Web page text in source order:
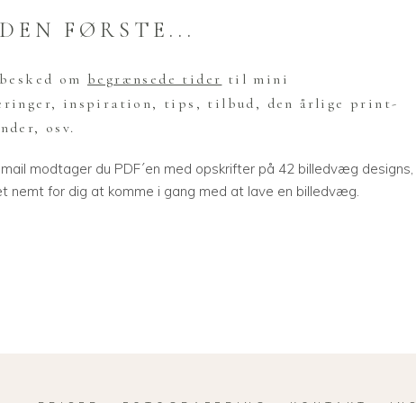
FØRSTE...
om begrænsede tider til mini
inspiration, tips, tilbud, den årlige print-
osv.
modtager du PDF´en med opskrifter på 42 billedvæg designs,
nemt for dig at komme i gang med at lave en billedvæg.